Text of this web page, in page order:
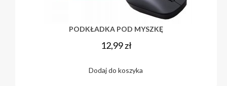
PODKŁADKA POD MYSZKĘ
12,99zł
Dodaj do koszyka